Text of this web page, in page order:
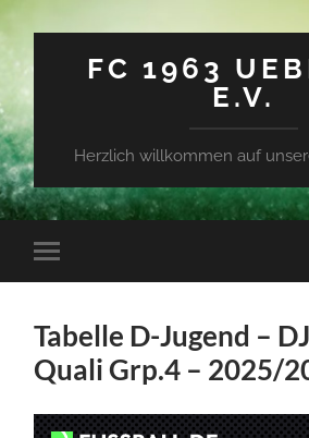
FC 1963
E.V.
Herzlich willkommen auf
Mobile-
Menü
Tabelle D-Jugend –
Quali Grp.4 – 2025/